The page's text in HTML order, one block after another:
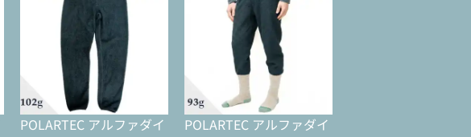
POLARTEC アルファダイ
POLARTEC アルファダイ